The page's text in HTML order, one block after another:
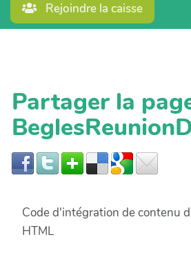
Rejoindre la caisse
Partager la
Code d'intégration de contenu
HTML